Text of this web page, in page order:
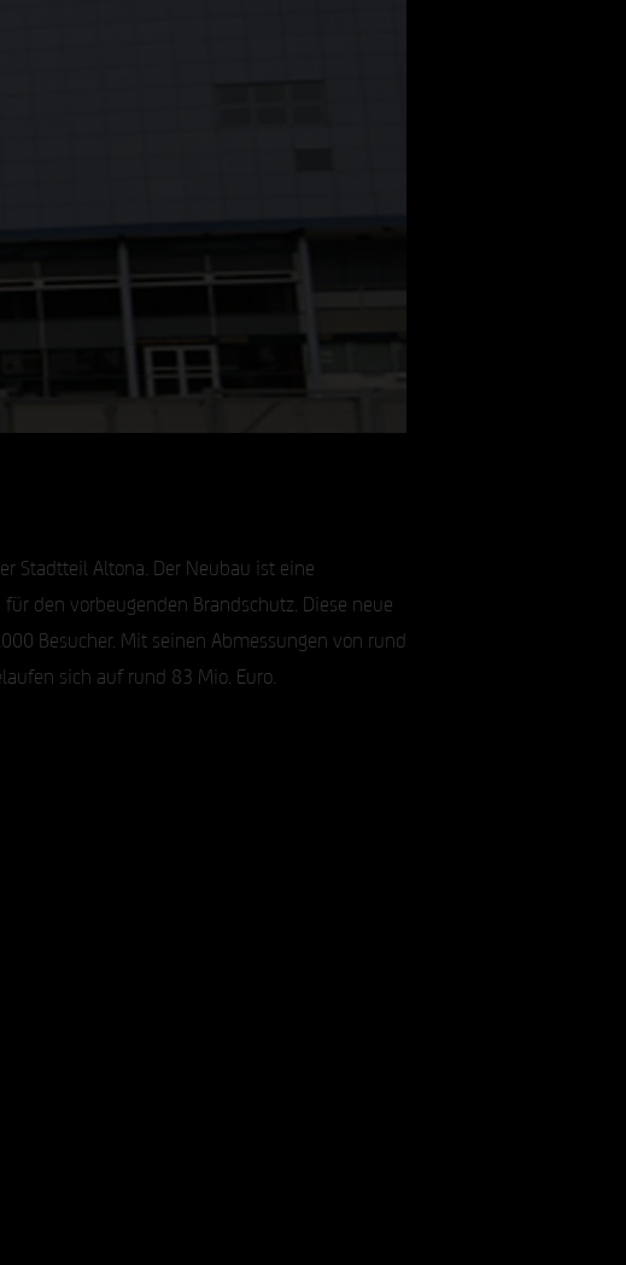
Stadtteil Altona. Der Neubau ist eine
den vorbeugenden Brandschutz. Diese neue
Besucher. Mit seinen Abmessungen von rund
sich auf rund 83 Mio. Euro.